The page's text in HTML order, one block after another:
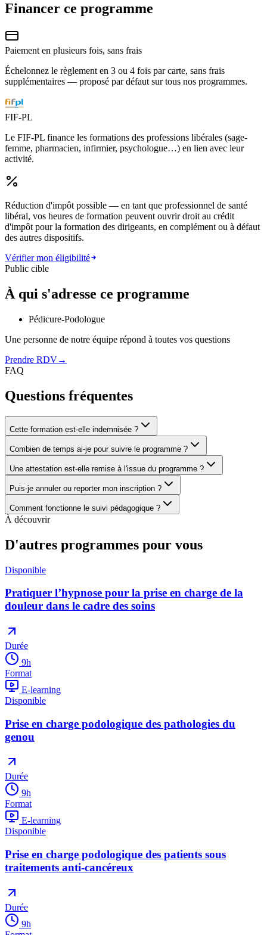
Financer ce programme
Paiement en plusieurs fois, sans frais
Échelonnez le règlement en 3 ou 4 fois par carte, sans frais
supplémentaires — proposé par défaut sur tous nos programmes.
FIF-PL
Le FIF-PL finance les formations des professions libérales (sage-
femme, pharmacien, infirmier, psychologue…) en lien avec leur
activité.
Réduction d'impôt possible — en tant que professionnel de santé
libéral, vos heures de formation peuvent ouvrir droit au crédit
d'impôt pour la formation des dirigeants, en complément ou à défaut
des autres dispositifs.
Vérifier mon éligibilité
Public cible
À qui s'adresse ce programme
Pédicure-Podologue
Une personne de notre équipe répond à toutes vos questions
Prendre RDV→
FAQ
Questions fréquentes
Cette formation est-elle indemnisée ?
Combien de temps ai-je pour suivre le programme ?
Une attestation est-elle remise à l'issue du programme ?
Puis-je annuler ou reporter mon inscription ?
Comment fonctionne le suivi pédagogique ?
À découvrir
D'autres programmes pour vous
Disponible
Pratiquer l’hypnose pour la prise en charge de la
douleur dans le cadre des soins
Durée
9h
Format
E-learning
Disponible
Prise en charge podologique des pathologies du
genou
Durée
9h
Format
E-learning
Disponible
Prise en charge podologique des patients sous
traitements anti-cancéreux
Durée
9h